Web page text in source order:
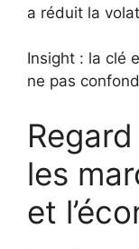
a réduit la
Insight : la clé
ne pas
les
et